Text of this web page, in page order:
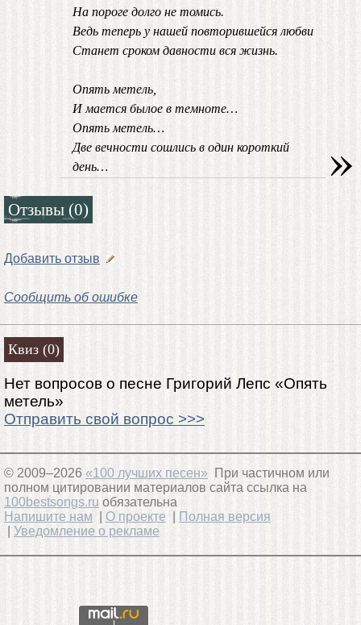
На пороге долго не томись.
Ведь теперь у нашей повторившейся любви
Станет сроком давности вся жизнь.
Опять метель,
И мается былое в темноте…
Опять метель…
Две вечности сошлись в один короткий
день…
»
Отзывы (0)
Добавить отзыв
Сообщить об ошибке
Квиз (0)
Нет вопросов о песне Григорий Лепс «Опять
метель»
Отправить свой вопрос >>>
© 2009–2026 «100 лучших песен» При частичном или
полном цитировании материалов сайта ссылка на
100bestsongs.ru обязательна
Напишите нам
О проекте
Полная версия
Уведомление о рекламе